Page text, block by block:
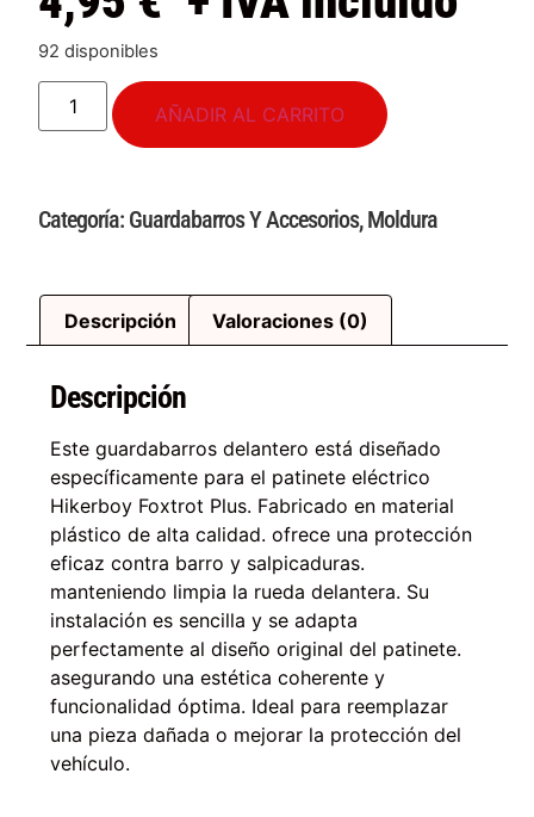
92 disponibles
AÑADIR AL CARRITO
Categoría: Guardabarros Y Accesorios,Moldura
Descripción Valoraciones (0)
Descripción
Este guardabarros delantero está diseñado
específicamente para el patinete eléctrico
Hikerboy Foxtrot Plus. Fabricado en material
plástico de alta calidad. ofrece una protección
eficaz contra barro y salpicaduras.
manteniendo limpia la rueda delantera. Su
instalación es sencilla y se adapta
perfectamente al diseño original del patinete.
asegurando una estética coherente y
funcionalidad óptima. Ideal para reemplazar
una pieza dañada o mejorar la protección del
vehículo.